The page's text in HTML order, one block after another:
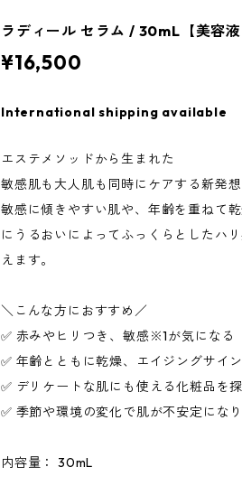
ラディール セラム / 30mL【美容液
¥16,500
International shipping available
エステメソッドから生まれた
敏感肌も大人肌も同時にケアする新発想
敏感に傾きやすい肌や、年齢を重ねて
にうるおいによってふっくらとしたハ
えます。
＼こんな方におすすめ／
✅ 赤みやヒリつき、敏感※1が気になる
✅ 年齢とともに乾燥、エイジングサイ
✅ デリケートな肌にも使える化粧品を
✅ 季節や環境の変化で肌が不安定にな
内容量： 30mL